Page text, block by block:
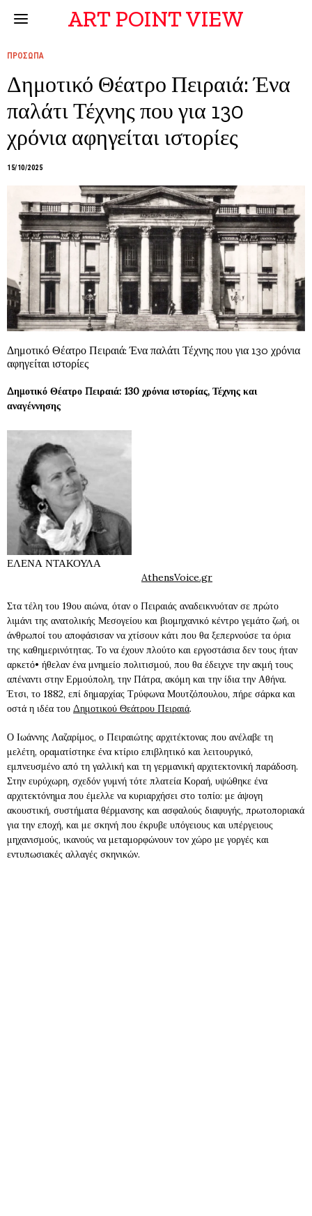
ART POINT VIEW
ΠΡΟΣΩΠΑ
Δημοτικό Θέατρο Πειραιά: Ένα
παλάτι Τέχνης που για 130
χρόνια αφηγείται ιστορίες
15/10/2025
Δημοτικό Θέατρο Πειραιά: Ένα παλάτι Τέχνης που για 130 χρόνια
αφηγείται ιστορίες
Δημοτικό Θέατρο Πειραιά: 130 χρόνια ιστορίας, Τέχνης και
αναγέννησης
ΕΛΕΝΑ ΝΤΑΚΟΥΛΑ
AthensVoice.gr
Στα τέλη του 19ου αιώνα, όταν ο Πειραιάς αναδεικνυόταν σε πρώτο
λιμάνι της ανατολικής Μεσογείου και βιομηχανικό κέντρο γεμάτο ζωή, οι
άνθρωποί του αποφάσισαν να χτίσουν κάτι που θα ξεπερνούσε τα όρια
της καθημερινότητας. Το να έχουν πλούτο και εργοστάσια δεν τους ήταν
αρκετό• ήθελαν ένα μνημείο πολιτισμού, που θα έδειχνε την ακμή τους
απέναντι στην Ερμούπολη, την Πάτρα, ακόμη και την ίδια την Αθήνα.
Έτσι, το 1882, επί δημαρχίας Τρύφωνα Μουτζόπουλου, πήρε σάρκα και
οστά η ιδέα του Δημοτικού Θεάτρου Πειραιά.
Ο Ιωάννης Λαζαρίμος, ο Πειραιώτης αρχιτέκτονας που ανέλαβε τη
μελέτη, οραματίστηκε ένα κτίριο επιβλητικό και λειτουργικό,
εμπνευσμένο από τη γαλλική και τη γερμανική αρχιτεκτονική παράδοση.
Στην ευρύχωρη, σχεδόν γυμνή τότε πλατεία Κοραή, υψώθηκε ένα
αρχιτεκτόνημα που έμελλε να κυριαρχήσει στο τοπίο: με άψογη
ακουστική, συστήματα θέρμανσης και ασφαλούς διαφυγής, πρωτοποριακά
για την εποχή, και με σκηνή που έκρυβε υπόγειους και υπέργειους
μηχανισμούς, ικανούς να μεταμορφώνουν τον χώρο με γοργές και
εντυπωσιακές αλλαγές σκηνικών.